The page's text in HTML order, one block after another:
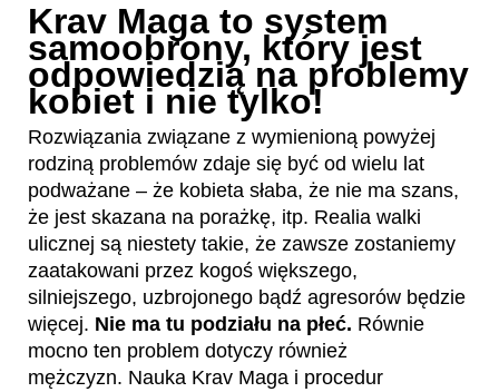
Krav Maga to system
samoobrony, który jest
odpowiedzią na problemy
kobiet i nie tylko!
Rozwiązania związane z wymienioną powyżej
rodziną problemów zdaje się być od wielu lat
podważane – że kobieta słaba, że nie ma szans,
że jest skazana na porażkę, itp. Realia walki
ulicznej są niestety takie, że zawsze zostaniemy
zaatakowani przez kogoś większego,
silniejszego, uzbrojonego bądź agresorów będzie
więcej. Nie ma tu podziału na płeć. Równie
mocno ten problem dotyczy również
mężczyzn. Nauka Krav Maga i procedur